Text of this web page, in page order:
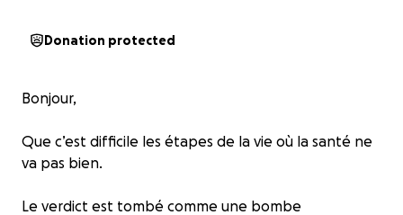
Donation protected
Bonjour,
Que c’est difficile les étapes de la vie où la santé ne
va pas bien.
Le verdict est tombé comme une bombe